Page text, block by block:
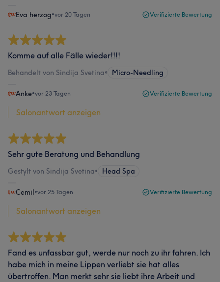
Eva herzog•vor 20 Tagen Verifizierte Bewertung
Komme auf alle Fälle wieder!!!!
Behandelt von Sindija Svetina• Micro-Needling
Anke•vor 23 Tagen Verifizierte Bewertung
Salonantwort anzeigen
Sehr gute Beratung und Behandlung
Gestylt von Sindija Svetina• Head Spa
Cemil•vor 25 Tagen Verifizierte Bewertung
Salonantwort anzeigen
Fand es unfassbar gut, werde nur noch zu ihr fahren. Ich
habe mich in meine Lippen verliebt sie hat alles
übertroffen. Man merkt sehr sie liebt ihre Arbeit und